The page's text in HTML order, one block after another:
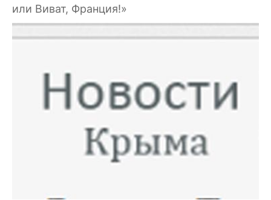
или Виват, Франция!»